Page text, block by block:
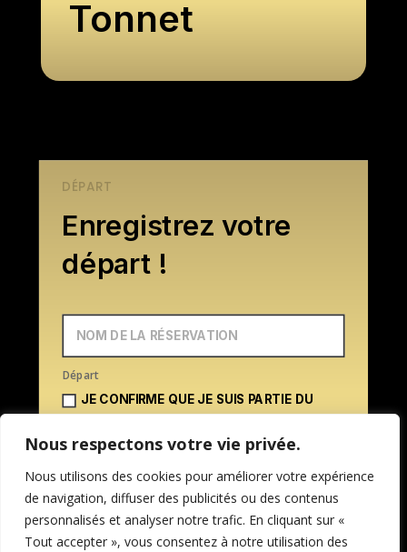
Nous respectons votre vie privée.
Nous utilisons des cookies pour améliorer votre expérience
de navigation, diffuser des publicités ou des contenus
personnalisés et analyser notre trafic. En cliquant sur «
Tout accepter », vous consentez à notre utilisation des
Tonnet
DÉPART
Enregistrez votre
départ !
Départ
JE CONFIRME QUE JE SUIS PARTIE DU